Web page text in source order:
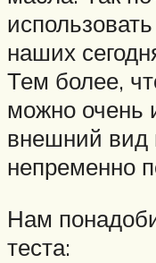
наших
Тем более,
можно очень
внешний вид
непременно
Нам
теста: